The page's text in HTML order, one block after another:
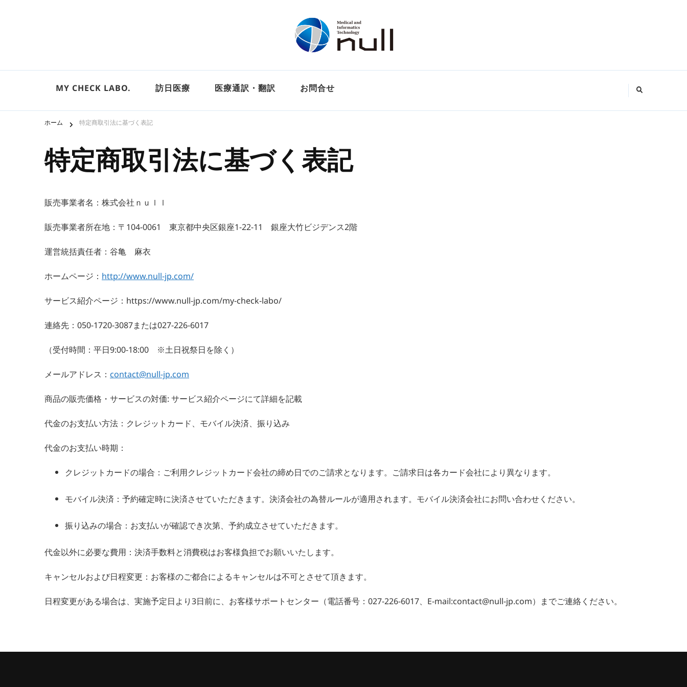
株式会社ｎｕｌｌ
MY CHECK LABO. 訪日医療 医療通訳・翻訳 お問合せ
ホーム 特定商取引法に基づく表記
特定商取引法に基づく表記
販売事業者名：株式会社ｎｕｌｌ
販売事業者所在地：〒104-0061 東京都中央区銀座1-22-11 銀座大竹ビジデンス2階
運営統括責任者：谷亀 麻衣
ホームページ： http://www.null-jp.com/
サービス紹介ページ：https://www.null-jp.com/my-check-labo/
連絡先：050-1720-3087または027-226-6017
（受付時間：平日9:00-18:00 ※土日祝祭日を除く）
メールアドレス： contact@null-jp.com
商品の販売価格・サービスの対価: サービス紹介ページにて詳細を記載
代金のお支払い方法：クレジットカード、モバイル決済、振り込み
代金のお支払い時期：
クレジットカードの場合：ご利用クレジットカード会社の締め日でのご請求となります。ご請求日は各カード会社により異なります。
モバイル決済：予約確定時に決済させていただきます。決済会社の為替ルールが適用されます。モバイル決済会社にお問い合わせください。
振り込みの場合：お支払いが確認でき次第、予約成立させていただきます。
代金以外に必要な費用：決済手数料と消費税はお客様負担でお願いいたします。
キャンセルおよび日程変更：お客様のご都合によるキャンセルは不可とさせて頂きます。
日程変更がある場合は、実施予定日より3日前に、お客様サポートセンター（電話番号：027-226-6017、E-mail:contact@null-jp.com）までご連絡ください。